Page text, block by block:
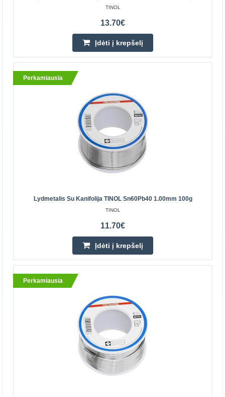
Lydmetalis su kanifolija TINOL Sn60Pb40 0.70mm
Lydmetalis daugiausia naudojamas elektronikos
pramonėje, standartinių elektroninių prietaisų ir
komponentų gamyboje, elektrotechnikoje bei komponentų
Parduotuvėje Kaune NĖRA
Įdėti į krepšelį
Pridėti prie pageidavimų sąrašo
TINOL
13.70€
Įdėti į krepšelį
Perkamiausia
Lydmetalis Su Kanifolija TINOL Sn60Pb40 1.00mm 100g
TINOL
11.70€
Įdėti į krepšelį
Perkamiausia